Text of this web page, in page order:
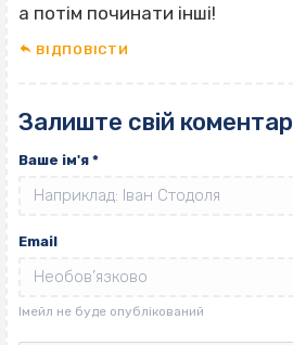
а потім починати інші!
ВІДПОВІCТИ
Залиште свій коментар
Ваше ім'я *
Email